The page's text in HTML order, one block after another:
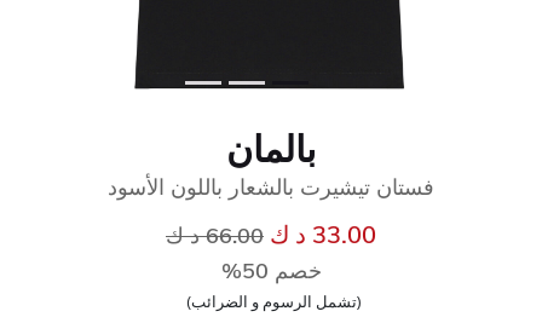
بالمان
فستان تيشيرت بالشعار باللون الأسود
33.00 د ك سعر مخفض من
66.00 د ك
خصم 50%
(تشمل الرسوم و الضرائب)